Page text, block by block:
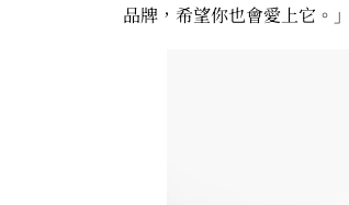
品牌，希望你也會愛上它。」